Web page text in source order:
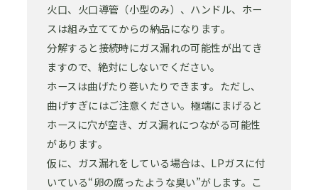
火口、火口導管（小型のみ）、ハンドル、ホー
スは組み立ててからの納品になります。
分解すると接続時にガス漏れの可能性が出てき
ますので、絶対にしないでください。
ホースは曲げたり巻いたりできます。ただし、
曲げすぎにはご注意ください。極端にまげると
ホースに穴が空き、ガス漏れにつながる可能性
があります。
仮に、ガス漏れをしている場合は、LPガスに付
いている“卵の腐ったような臭い”がします。こ